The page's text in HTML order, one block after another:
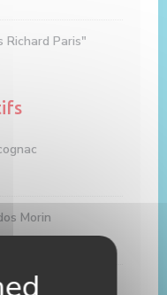
Richard Paris"
Morin